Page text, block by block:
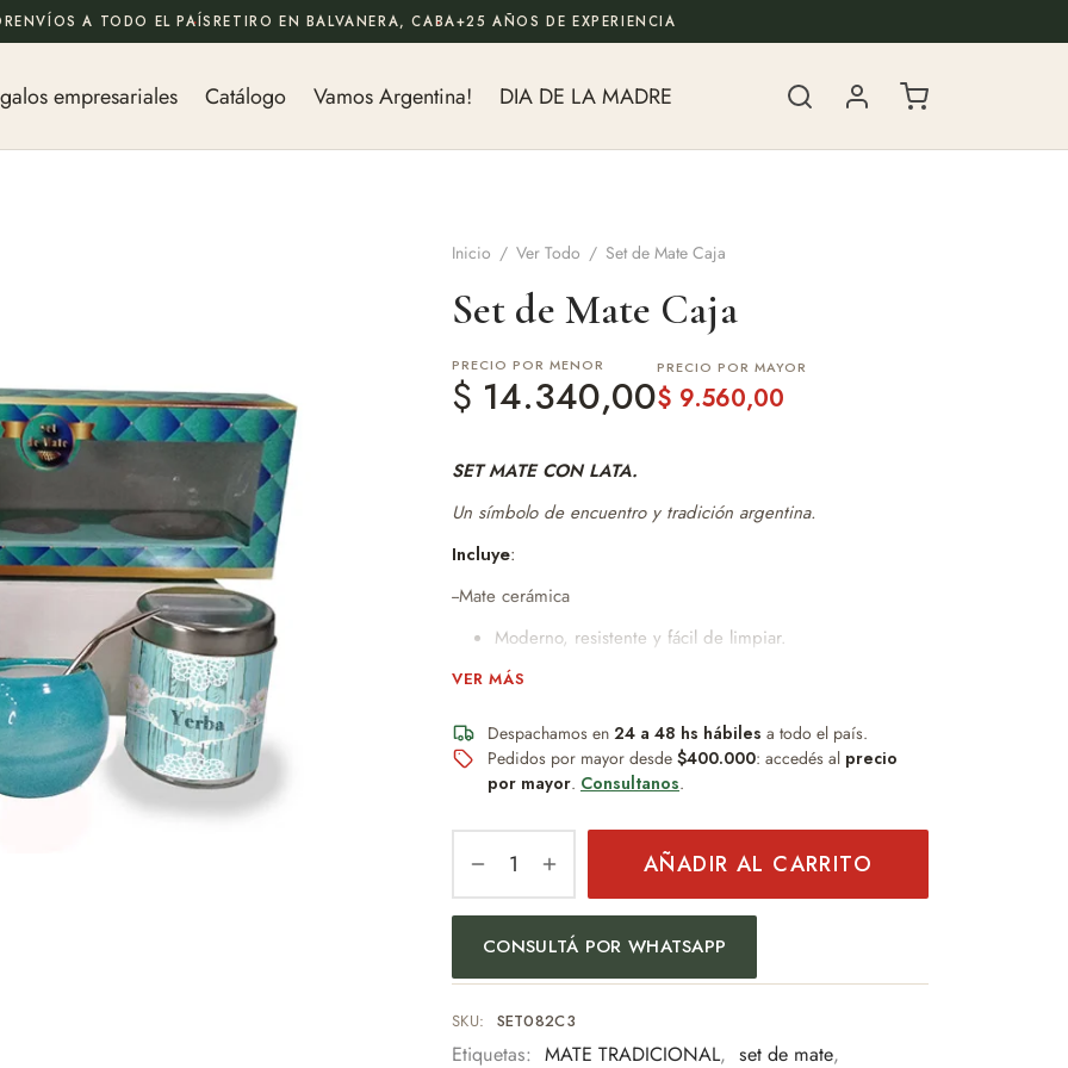
empresariales Catálogo Vamos Argentina! DIA DE LA MADRE
Inicio / Ver Todo / Set de Mate Caja
Set de Mate Caja
PRECIO POR MENOR
$ 14.340,00
PRECIO POR MAYOR
$ 9.560,00
SET MATE CON LATA.
Un símbolo de encuentro y tradición argentina.
Incluye:
--Mate cerámica
Moderno, resistente y fácil de limpiar.
No absorbe sabor ni humedad.
Diseño práctico y duradero.
Ideal para quienes buscan funcionalidad sin
mantenimiento.
--Dos latas medianas con pico vertedor de plástico de 10cm
--Caja de cartón rectangular mide 32cm x 11cm x 11,5cm.
--Bombilla niquelada de resorte (bom154)
Peso: 400gr
Un obsequio distinguido que combina diseño, practicidad y
VER MÁS
Despachamos en 24 a 48 hs hábiles a todo el país.
Pedidos por mayor desde $400.000: accedés al precio
por mayor. Consultanos.
AÑADIR AL CARRITO
CONSULTÁ POR WHATSAPP
SKU: SET082C3
Etiquetas: MATE TRADICIONAL, set de mate,
ENVÍOS A TODO EL PAÍSRETIRO EN BALVANERA, CABA+25 AÑOS DE EXPERIENCIA